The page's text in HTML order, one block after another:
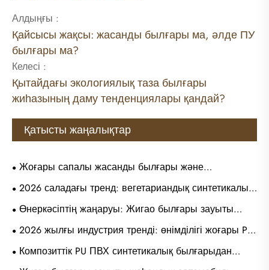
Алдыңғы :
Қайсысы жақсы: жасанды былғары ма, әлде ПУ
былғары ма?
Келесі :
Қытайдағы экологиялық таза былғары
жиһазының даму тенденциялары қандай?
Қатысты жаңалықтар
Жоғары сапалы жасанды былғары және
микрофибра былғары аяқ киімдері мен сөмкелерінің
қазіргі трендтері туралы көбірек білгіңіз келе ме?
2026 саладағы тренд: вегетариандық синтетикалық
былғары киім мен сән аксессуарлары үшін негізгі
тұрақты материалға айналады
Өнеркәсіптің жаңаруы: Жигао былғары зауыты
жиһазды қаптауға арналған жаңа буын
микроталшықты синтетикалық былғарыны
таныстырды
2026 жылғы индустрия тренді: өнімділігі жоғары PU
синтетикалық былғары тұрғын үй және
коммерциялық жиһазды қаптау үшін таңдаулы
Композиттік PU ПВХ синтетикалық былғарыдан
жасалған жаңа тренд: көп көріністі қаптау материалы